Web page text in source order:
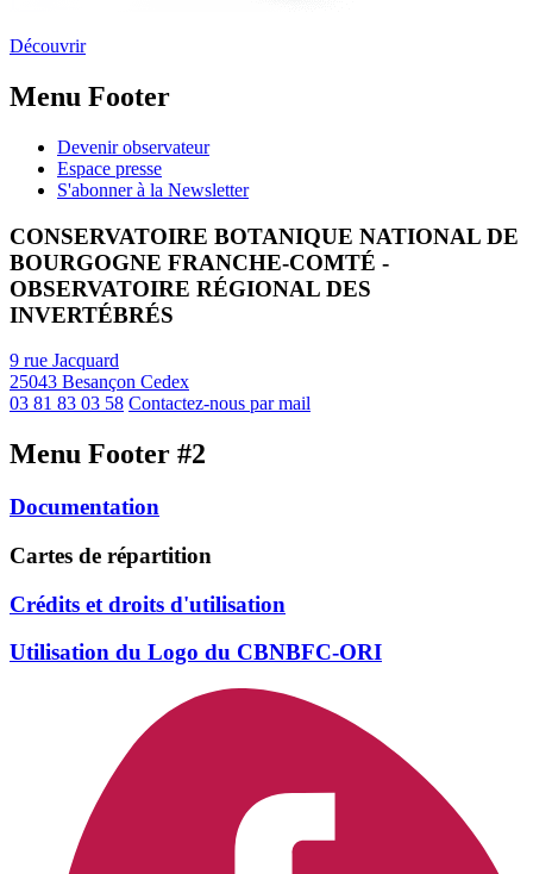
Découvrir
Menu Footer
Devenir observateur
Espace presse
S'abonner à la Newsletter
CONSERVATOIRE BOTANIQUE NATIONAL DE
BOURGOGNE FRANCHE-COMTÉ -
OBSERVATOIRE RÉGIONAL DES
INVERTÉBRÉS
9 rue Jacquard
25043 Besançon Cedex
03 81 83 03 58 Contactez-nous par mail
Menu Footer #2
Documentation
Cartes de répartition
Crédits et droits d'utilisation
Utilisation du Logo du CBNBFC-ORI